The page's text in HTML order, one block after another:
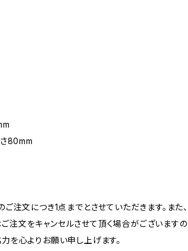
80mm
注文につき1点までとさせていただきます。また、
注文をキャンセルさせて頂く場合がございますの
を心よりお願い申し上げます。